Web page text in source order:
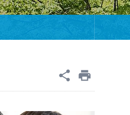
공유
share print